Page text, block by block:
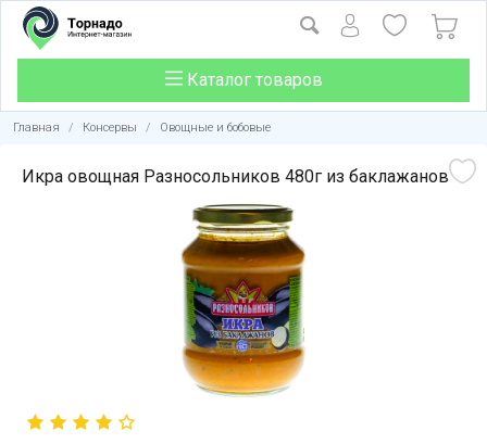
Каталог товаров
Главная / Консервы / Овощные и бобовые
Икра овощная Разносольников 480г из баклажанов